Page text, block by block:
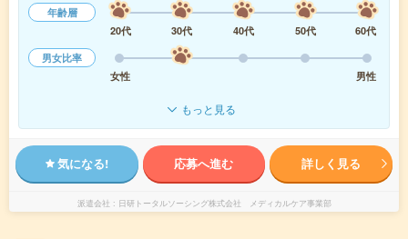
年齢層
20代
30代 40代 50代
60代
男女比率
女性
男性
もっと見る
気になる! 応募へ進む 詳しく見る
派遣会社 日研トータルソーシング株式会社 メディカルケア事業部